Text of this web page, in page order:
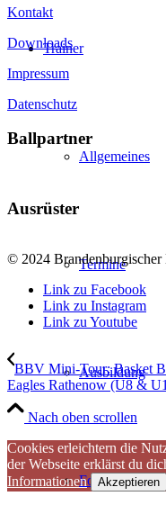
Trainer
Allgemeines
Termine
Ausbildung
Fortbildungen
Kontakt
Downloads
Impressum
Datenschutz
Ballpartner
Ausrüster
© 2024 Brandenburgischer
Link zu Facebook
Link zu Instagram
Link zu Youtube
BBV Mini-Tour: Basket
Eagles Rathenow (U8 &
Nach oben scrollen
Cookies erleichtern die
der Webseite erklärst du
Informationen
Akzeptieren